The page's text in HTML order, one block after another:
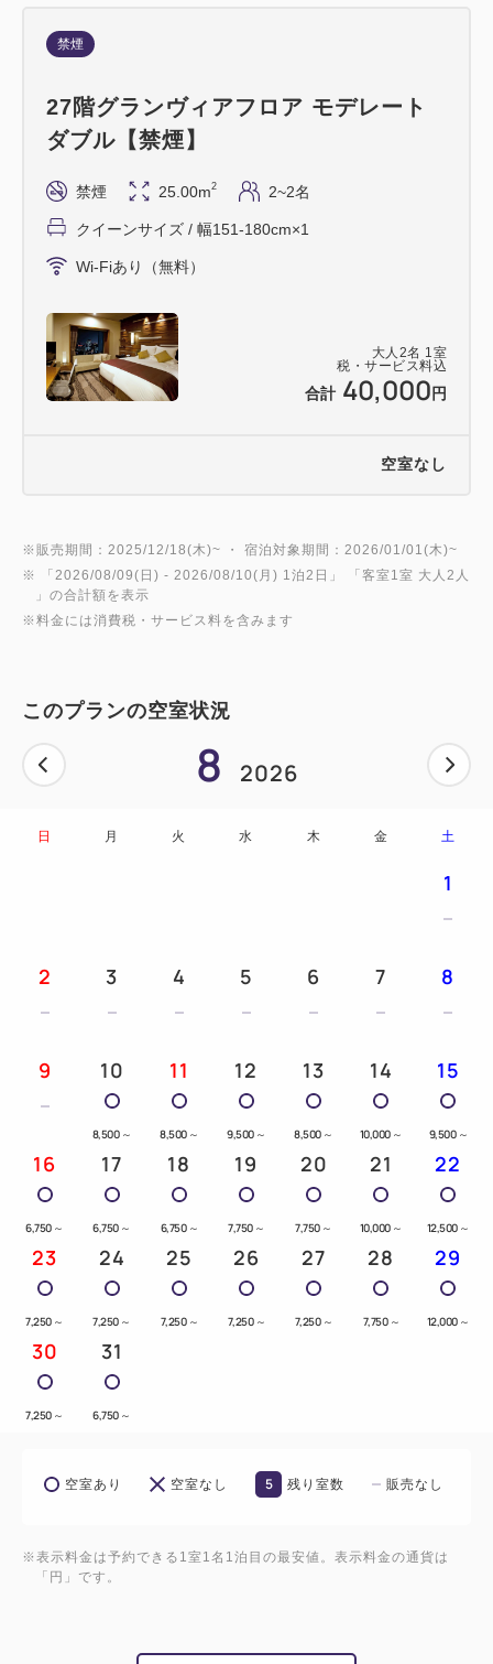
大人 2名 1 室
税・サービス料込
合計 40,000 円
禁煙
27階グランヴィアフロア モデレート
ダブル【禁煙】
禁煙 25.00m2 2~2名
クイーンサイズ / 幅151-180cm×1
Wi-Fiあり（無料）
空室なし
※販売期間：2025/12/18(木)~ ・ 宿泊対象期間：2026/01/01(木)~
※ 「 2026/08/09(日) - 2026/08/10(月) 1泊2日 」 「客室1室 大人2人
」の合計額を表示
※料金には消費税・サービス料を含みます
このプランの空室状況
8 2026
日 月 火 水 木 金 土
1
2 3 4 5 6 7 8
9 10
8,500 ～
11
8,500 ～
12
9,500 ～
13
8,500 ～
14
10,000 ～
15
9,500 ～
16
6,750 ～
17
6,750 ～
18
6,750 ～
19
7,750 ～
20
7,750 ～
21
10,000 ～
22
12,500 ～
23
7,250 ～
24
7,250 ～
25
7,250 ～
26
7,250 ～
27
7,250 ～
28
7,750 ～
29
12,000 ～
30
7,250 ～
31
6,750 ～
空室あり 空室なし 5 残り室数 販売なし
※表示料金は予約できる1室1名1泊目の最安値。表示料金の通貨は
「円」です。